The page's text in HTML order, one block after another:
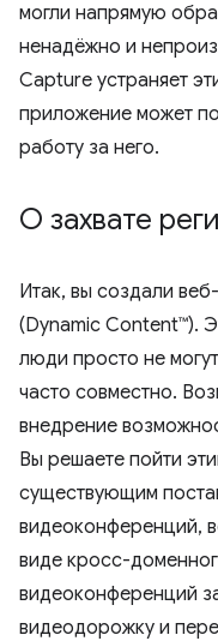
могли напрямую
ненадёжно и
Capture устраняет
приложение может
работу за него.
О захвате
Итак, вы создали
(Dynamic Content™).
люди просто не
часто совместно.
внедрение
Вы решаете пойти
существующим
видеоконференций,
виде кросс-
видеоконференций
видеодорожку и